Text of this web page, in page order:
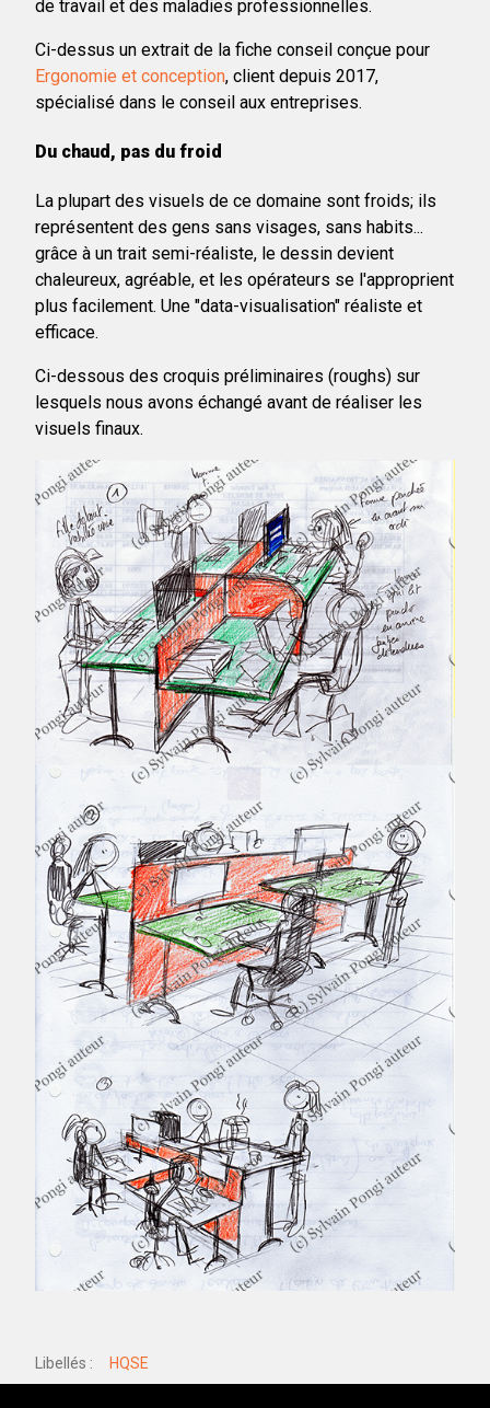
de travail et des maladies professionnelles.
Ci-dessus un extrait de la fiche conseil conçue pour
Ergonomie et conception, client depuis 2017,
spécialisé dans le conseil aux entreprises.
Du chaud, pas du froid
La plupart des visuels de ce domaine sont froids; ils
représentent des gens sans visages, sans habits...
grâce à un trait semi-réaliste, le dessin devient
chaleureux, agréable, et les opérateurs se l'approprient
plus facilement. Une "data-visualisation" réaliste et
efficace.
Ci-dessous des croquis préliminaires (roughs) sur
lesquels nous avons échangé avant de réaliser les
visuels finaux.
Libellés HQSE